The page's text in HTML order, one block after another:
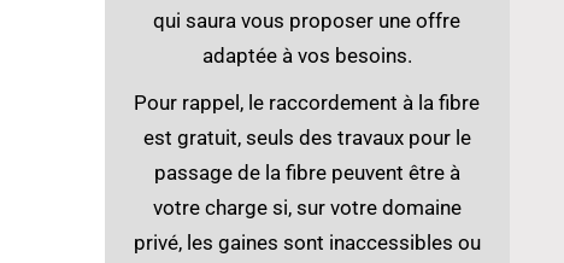
qui saura vous proposer une offre
adaptée à vos besoins.
Pour rappel, le raccordement à la fibre
est gratuit, seuls des travaux pour le
passage de la fibre peuvent être à
votre charge si, sur votre domaine
privé, les gaines sont inaccessibles ou